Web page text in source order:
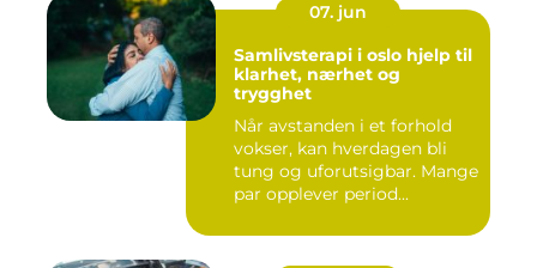
07. jun
Samlivsterapi i oslo hjelp til
klarhet, nærhet og
trygghet
Når avstanden i et forhold
vokser, kan hverdagen bli
tung og uforutsigbar. Mange
par opplever period...